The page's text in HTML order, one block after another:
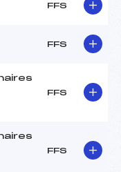
FFS
FFS
FFS
FFS